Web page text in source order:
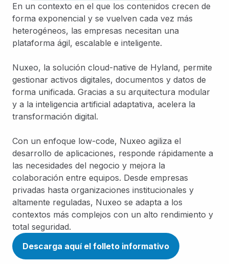
En un contexto en el que los contenidos crecen de
forma exponencial y se vuelven cada vez más
heterogéneos, las empresas necesitan una
plataforma ágil, escalable e inteligente.
Nuxeo, la solución cloud-native de Hyland, permite
gestionar activos digitales, documentos y datos de
forma unificada. Gracias a su arquitectura modular
y a la inteligencia artificial adaptativa, acelera la
transformación digital.
Con un enfoque low-code, Nuxeo agiliza el
desarrollo de aplicaciones, responde rápidamente a
las necesidades del negocio y mejora la
colaboración entre equipos. Desde empresas
privadas hasta organizaciones institucionales y
altamente reguladas, Nuxeo se adapta a los
contextos más complejos con un alto rendimiento y
total seguridad.
Descarga aquí el folleto informativo